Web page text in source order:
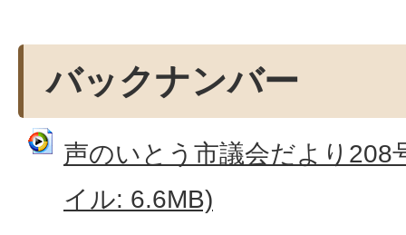
バックナンバー
声のいとう市議会だより208
イル: 6.6MB)